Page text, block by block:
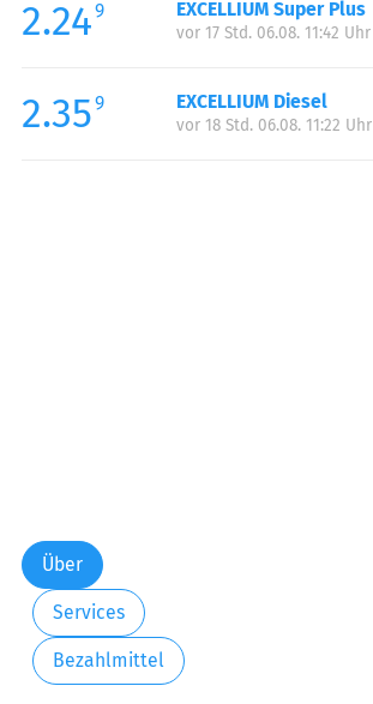
2.249 EXCELLIUM Super Plus
vor 17 Std. 06.08. 11:42 Uhr
2.359 EXCELLIUM Diesel
vor 18 Std. 06.08. 11:22 Uhr
Über
Services
Bezahlmittel